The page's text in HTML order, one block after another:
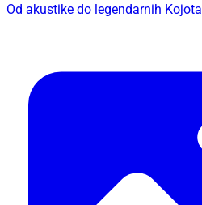
Od akustike do legendarnih Kojota